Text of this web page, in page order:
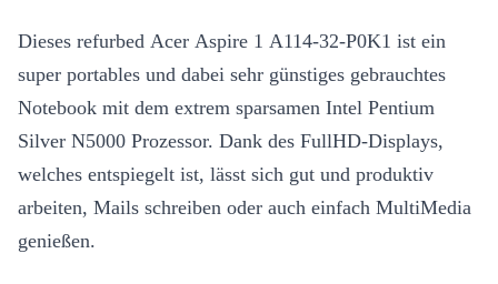
Dieses refurbed Acer Aspire 1 A114-32-P0K1 ist ein
super portables und dabei sehr günstiges gebrauchtes
Notebook mit dem extrem sparsamen Intel Pentium
Silver N5000 Prozessor. Dank des FullHD-Displays,
welches entspiegelt ist, lässt sich gut und produktiv
arbeiten, Mails schreiben oder auch einfach MultiMedia
genießen.